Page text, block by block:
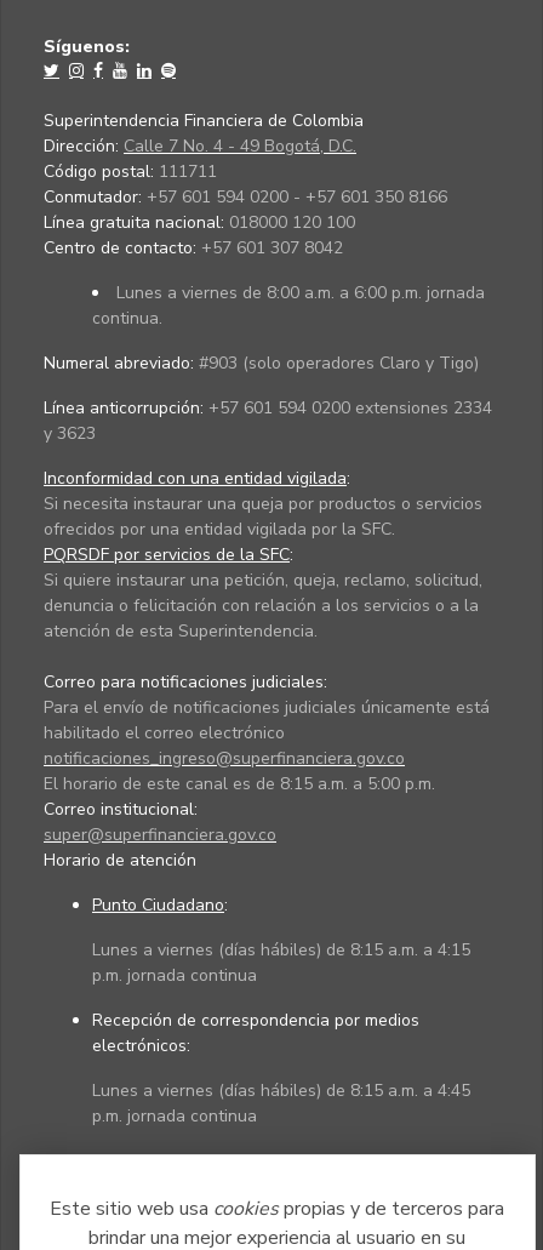
Este sitio web usa cookiespropias y de terceros para
brindar una mejor experiencia al usuario en su
Síguenos:
Superintendencia Financiera de Colombia
Dirección: Calle 7 No. 4 - 49 Bogotá, D.C.
Código postal: 111711
Conmutador: +57 601 594 0200 - +57 601 350 8166
Línea gratuita nacional: 018000 120 100
Centro de contacto: +57 601 307 8042
Lunes a viernes de 8:00 a.m. a 6:00 p.m. jornada
continua.
Numeral abreviado: #903 (solo operadores Claro y Tigo)
Línea anticorrupción: +57 601 594 0200 extensiones 2334
y 3623
Inconformidad con una entidad vigilada:
Si necesita instaurar una queja por productos o servicios
ofrecidos por una entidad vigilada por la SFC.
PQRSDF por servicios de la SFC:
Si quiere instaurar una petición, queja, reclamo, solicitud,
denuncia o felicitación con relación a los servicios o a la
atención de esta Superintendencia.
Correo para notificaciones judiciales:
Para el envío de notificaciones judiciales únicamente está
habilitado el correo electrónico
notificaciones_ingreso@superfinanciera.gov.co
El horario de este canal es de 8:15 a.m. a 5:00 p.m.
Correo institucional:
super@superfinanciera.gov.co
Horario de atención
Punto Ciudadano:
Lunes a viernes (días hábiles) de 8:15 a.m. a 4:15
p.m. jornada continua
Recepción de correspondencia por medios
electrónicos:
Lunes a viernes (días hábiles) de 8:15 a.m. a 4:45
p.m. jornada continua